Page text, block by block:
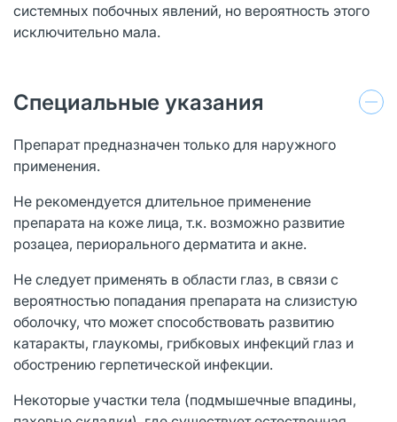
системных побочных явлений, но вероятность этого
исключительно мала.
Специальные указания
Препарат предназначен только для наружного
применения.
Не рекомендуется длительное применение
препарата на коже лица, т.к. возможно развитие
розацеа, периорального дерматита и акне.
Не следует применять в области глаз, в связи с
вероятностью попадания препарата на слизистую
оболочку, что может способствовать развитию
катаракты, глаукомы, грибковых инфекций глаз и
обострению герпетической инфекции.
Некоторые участки тела (подмышечные впадины,